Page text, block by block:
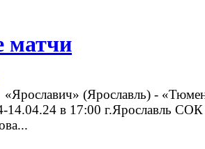
матчи
«Ярославич» (Ярославль) -
14.04.24 в 17:00 г.Ярославль СОК